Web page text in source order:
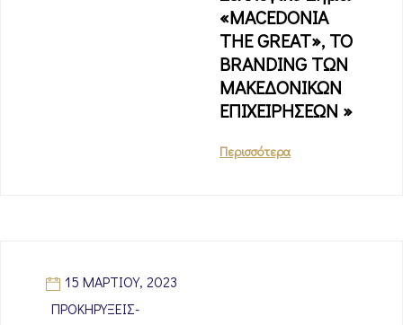
«MACEDONIA
THE GREAT», ΤΟ
BRANDING ΤΩΝ
ΜΑΚΕΔΟΝΙΚΩΝ
ΕΠΙΧΕΙΡΗΣΕΩΝ »
Περισσότερα
15 ΜΑΡΤΊΟΥ, 2023
ΠΡΟΚΗΡΎΞΕΙΣ-